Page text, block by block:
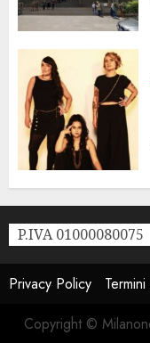
P.IVA 01000080075
Privacy Policy
Copyright ©